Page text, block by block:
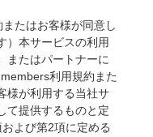
たはお客様が同意し
）本サービスの利用
またはパートナーに
利用規約また
様が利用する当社サ
て提供するものと定
よび第2項に定める